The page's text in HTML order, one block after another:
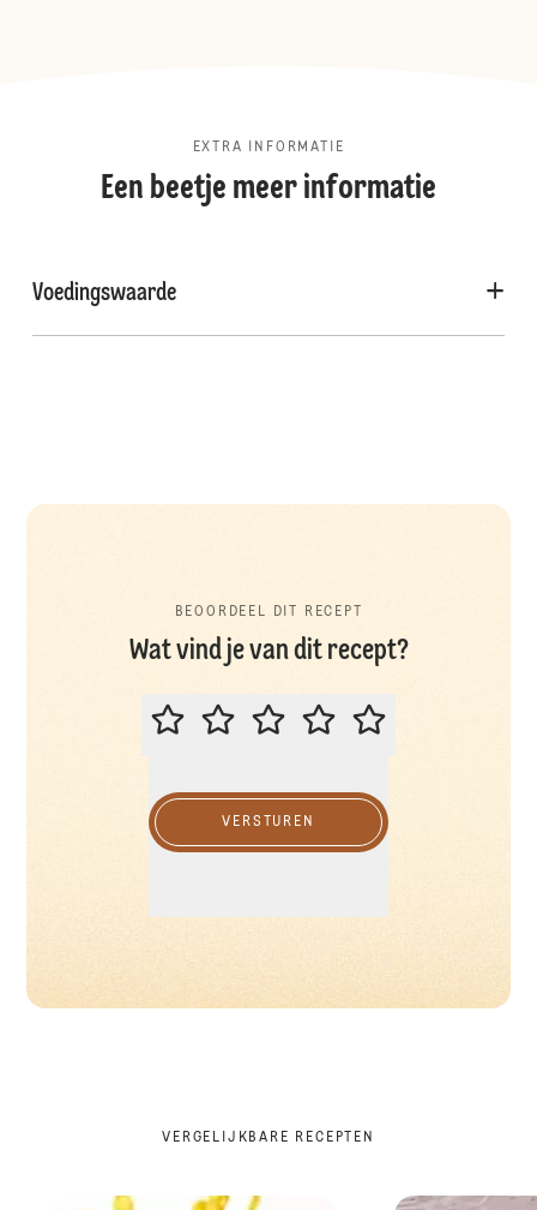
EXTRA INFORMATIE
Een beetje meer informatie
Voedingswaarde
BEOORDEEL DIT RECEPT
Wat vind je van dit recept?
BEOORDEEL DIT RECEPT
VERSTUREN
VERGELIJKBARE RECEPTEN